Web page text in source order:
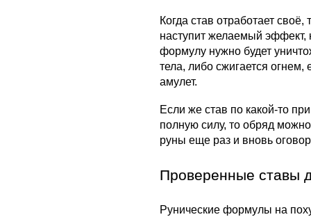
Когда став отработает своё,
наступит желаемый эффект,
формулу нужно будет
тела, либо сжигается
амулет.
Если же став по какой-то
полную силу, то обряд
руны еще раз и вновь
Проверенные ставы
Рунические формулы на